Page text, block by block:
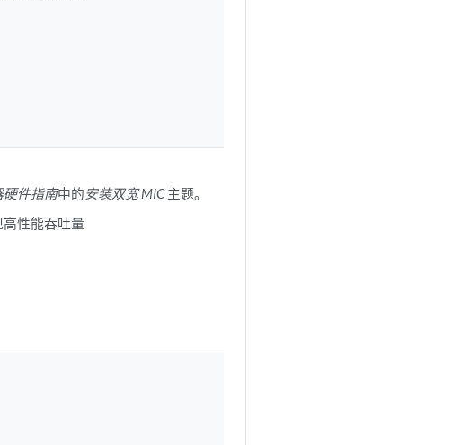
硬件指南中的安装双宽 MIC主题。
性能吞吐量